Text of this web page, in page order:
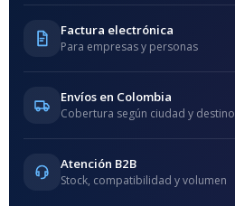
Factura electrónica
Para empresas y personas
Envíos en Colombia
Cobertura según ciudad y destino
Atención B2B
Stock, compatibilidad y volumen